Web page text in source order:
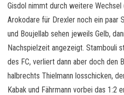
Gisdol nimmt durch weitere Wechsel
Arokodare für Drexler noch ein paar
und Boujellab sehen jeweils Gelb,
Nachspielzeit angezeigt. Stambouli
des FC, verliert dann aber doch den
halbrechts Thielmann losschicken,
Kabak und Fährmann vorbei das 1:2